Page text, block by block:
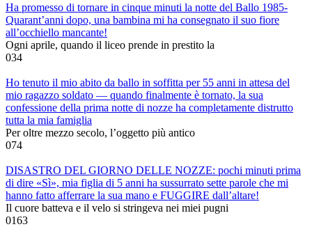
Ha promesso di tornare in cinque minuti la notte del Ballo 1985-
Quarant’anni dopo, una bambina mi ha consegnato il suo fiore
all’occhiello mancante!
Ogni aprile, quando il liceo prende in prestito la
034
Ho tenuto il mio abito da ballo in soffitta per 55 anni in attesa del
mio ragazzo soldato — quando finalmente è tornato, la sua
confessione della prima notte di nozze ha completamente distrutto
tutta la mia famiglia
Per oltre mezzo secolo, l’oggetto più antico
074
DISASTRO DEL GIORNO DELLE NOZZE: pochi minuti prima
di dire «Sì», mia figlia di 5 anni ha sussurrato sette parole che mi
hanno fatto afferrare la sua mano e FUGGIRE dall’altare!
Il cuore batteva e il velo si stringeva nei miei pugni
0163